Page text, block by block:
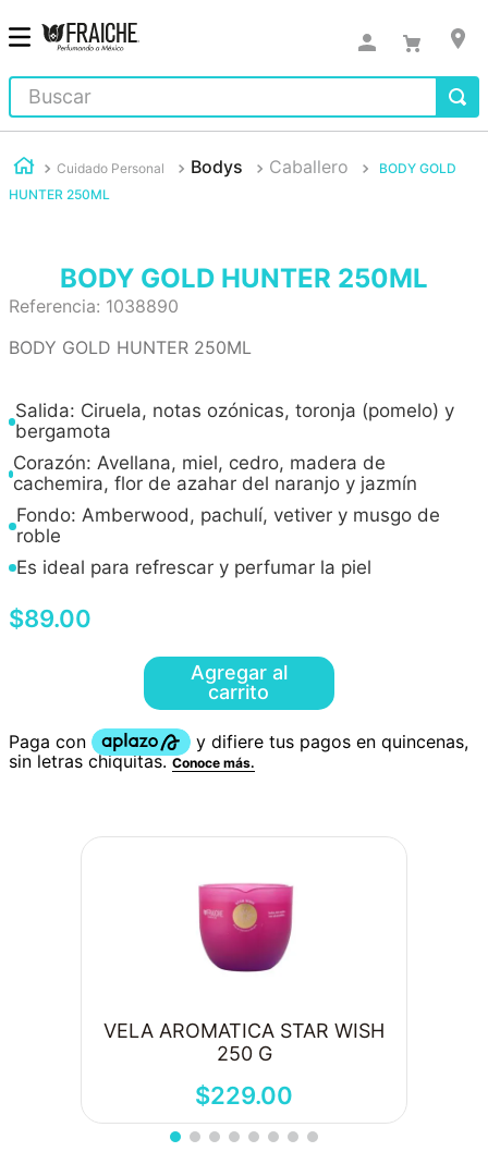
Buscar
Cuidado Personal Bodys Caballero
BODY GOLD
HUNTER 250ML
BODY GOLD HUNTER 250ML
Referencia: 1038890
BODY GOLD HUNTER 250ML
Salida: Ciruela, notas ozónicas, toronja (pomelo) y
bergamota
Corazón: Avellana, miel, cedro, madera de
cachemira, flor de azahar del naranjo y jazmín
Fondo: Amberwood, pachulí, vetiver y musgo de
roble
Es ideal para refrescar y perfumar la piel
$89.00
Agregar al
carrito
VELA AROMATICA STAR WISH
250 G
$229.00